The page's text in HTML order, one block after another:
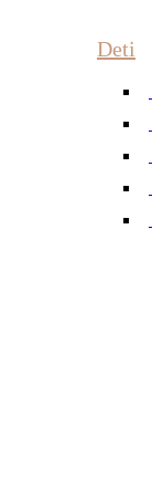
Deti